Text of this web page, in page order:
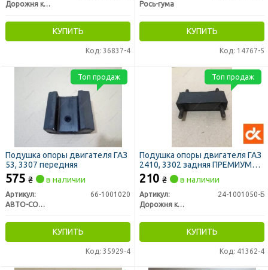
Дорожня карта
КУПИТЬ
Код: 36837-4
Рось-гума
КУПИТЬ
Код: 14767-5
Подушка опоры двигателя ГАЗ
53, 3307 передняя
575 ₴ в наличии
Артикул:
66-1001020
АВТО-СОЮЗ 88
КУПИТЬ
Код: 35929-4
Топ продаж
Подушка опоры двигателя ГАЗ
2410, 3302 задняя ПРЕМИУМ
(ДК)
210 ₴ в наличии
Артикул:
24-1001050-Б
Дорожня карта
КУПИТЬ
Код: 41362-4
Топ продаж